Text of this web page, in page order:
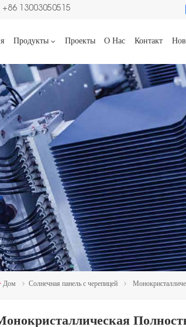
13003050515
Продукты Проекты О Нас Контакт
Дом Солнечная панель с черепицей